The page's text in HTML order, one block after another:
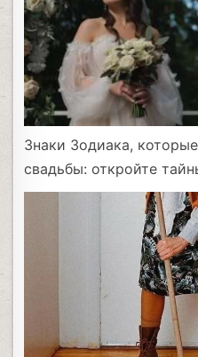
Знаки Зодиака,
свадьбы: откройте